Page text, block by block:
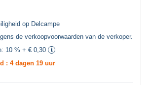
op Delcampe
de verkoopvoorwaarden van de verkoper.
10 % + € 0,30
: 4 dagen 19 uur